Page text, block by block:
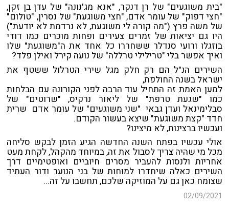
"בית משוגעים" של רן דנקר, "אנא מג'נונה" של עדן בן זקן,
"חצי דפוק" של עומר אדם, "חצי משוגעת" של נסרין, "טולום"
של משה פרץ ("מה קורה לי משוגעת, לא נרדמת לא יודעת")
היו גם יציאות של זמרים צעירים ופחות מוכרים כמו דודי
בוזגלו ורועי סנדלר ששחררו כל אחד את ה"משוגעת" שלו
ואיך אפשר בלי "טרילילי טרללה" של נועה קירל ואילן פלד?
השירים הנ"ל הם רק חלק מגל שירי הטרלול ששטף את
ישראל בשנה החולפת,
למען האמת זה התחיל עוד הרבה לפני הקורונה עם הבלחות
כמו "שגעת טרפת" של ליאור נרקיס, "שרוטים" של
סבלימינאל ועדן גבאי "שני משוגעים" של עומר אדם שרית
חדד "קצת משוגעת" שיצא בעשור הקודם.
ועכשיו ברצינות, לא מיצינו?
אולי עכשיו בפתח השנה החדשה הגיע הזמן לבקש סליחה
מכל מי שהיה צריך לסבול את זה, במיוחד מהקהל, לקחת מעט
אחריות ולנסות להעביר מסרים חיוביים ואופטימיים דרך
השירים כאלה שיחדרו למוחות של בני הנוער ודור העתיד
שצומח כאן גם על המוזיקה שלכם, תחשבו על זה...
02/09/2021